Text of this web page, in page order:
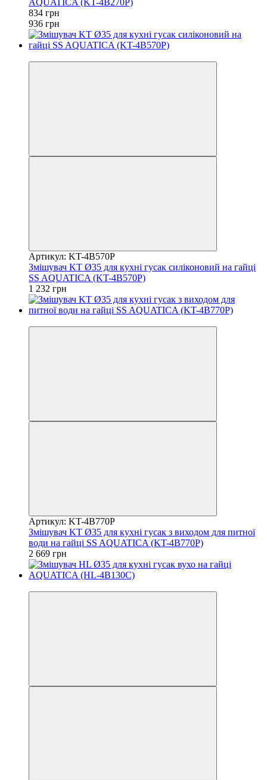
834 грн
936 грн
Артикул: KT-4B570P
Змішувач KT Ø35 для кухні гусак силіконовий на гайці
SS AQUATICA (KT-4B570P)
1 232 грн
Артикул: KT-4B770P
Змішувач KT Ø35 для кухні гусак з виходом для питної
води на гайці SS AQUATICA (KT-4B770P)
2 669 грн